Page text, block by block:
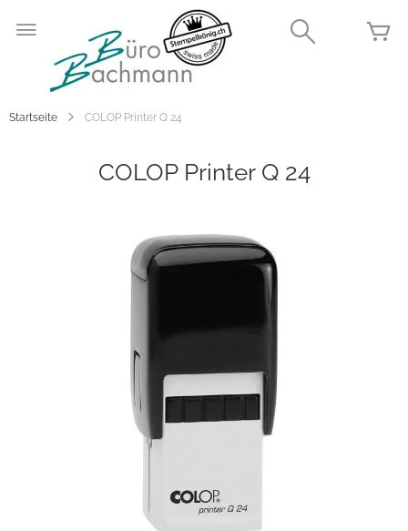
Zum
Inhalt
springen
Startseite COLOP Printer Q 24
COLOP Printer Q 24